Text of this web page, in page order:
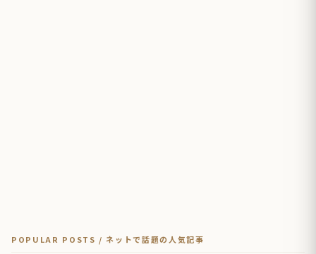
POPULAR POSTS / ネットで話題の人気記事